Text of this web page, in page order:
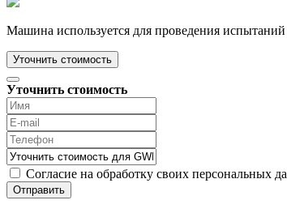
Машина используется для проведения
Уточнить стоимость
Уточнить стоимость
Согласие на обработку своих персональных
Отправить